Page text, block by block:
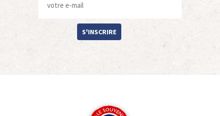
S'INSCRIRE